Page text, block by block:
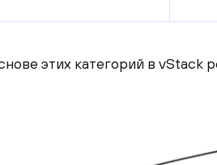
этих категорий в vStack